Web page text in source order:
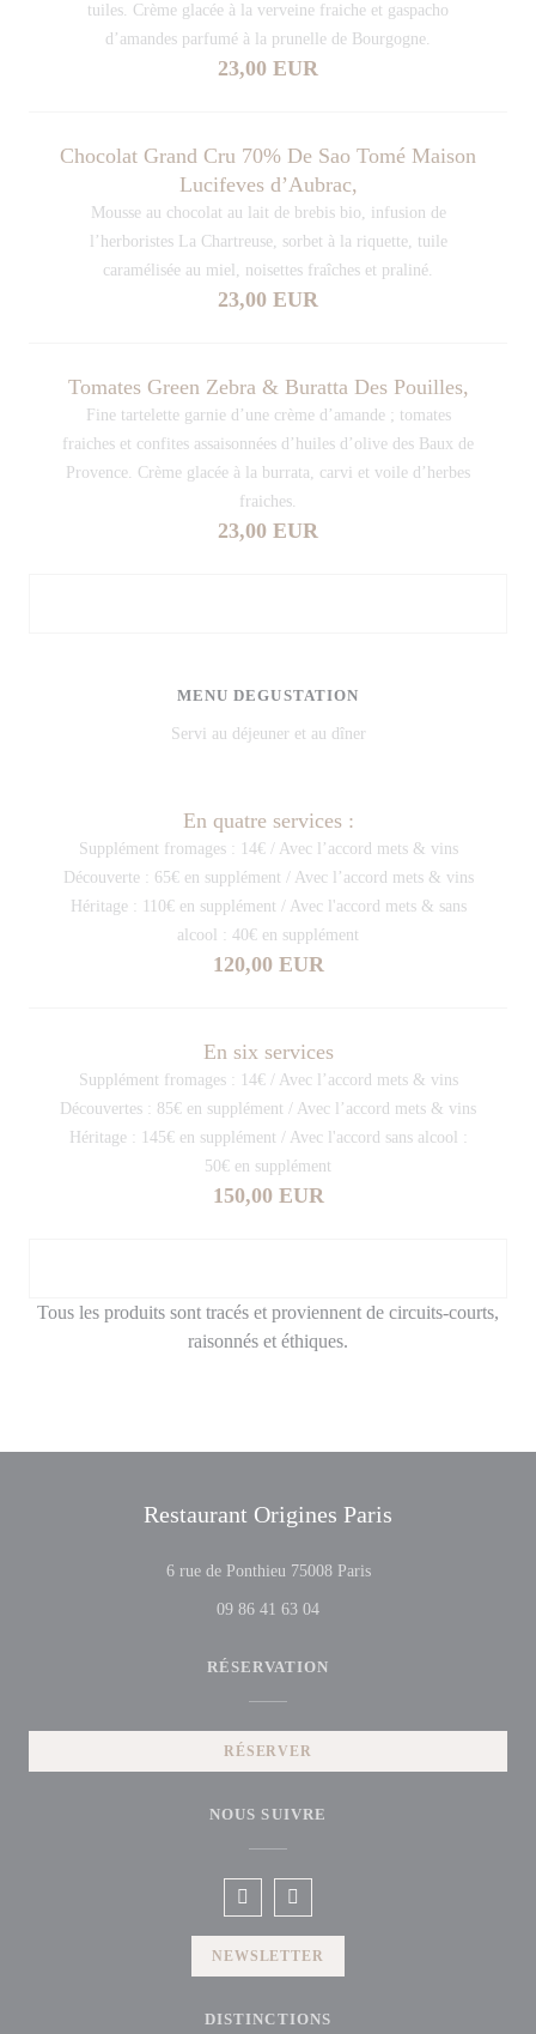
tuiles. Crème glacée à la verveine fraiche et gaspacho
d’amandes parfumé à la prunelle de Bourgogne.
23,00 EUR
Chocolat Grand Cru 70% De Sao Tomé Maison
Lucifeves d’Aubrac,
Mousse au chocolat au lait de brebis bio, infusion de
l’herboristes La Chartreuse, sorbet à la riquette, tuile
caramélisée au miel, noisettes fraîches et praliné.
23,00 EUR
Tomates Green Zebra & Buratta Des Pouilles,
Fine tartelette garnie d’une crème d’amande ; tomates
fraiches et confites assaisonnées d’huiles d’olive des Baux de
Provence. Crème glacée à la burrata, carvi et voile d’herbes
fraiches.
23,00 EUR
MENU DEGUSTATION
Servi au déjeuner et au dîner
En quatre services :
Supplément fromages : 14€ / Avec l’accord mets & vins
Découverte : 65€ en supplément / Avec l’accord mets & vins
Héritage : 110€ en supplément / Avec l'accord mets & sans
alcool : 40€ en supplément
120,00 EUR
En six services
Supplément fromages : 14€ / Avec l’accord mets & vins
Découvertes : 85€ en supplément / Avec l’accord mets & vins
Héritage : 145€ en supplément / Avec l'accord sans alcool :
50€ en supplément
150,00 EUR
Tous les produits sont tracés et proviennent de circuits-courts,
raisonnés et éthiques.
Restaurant Origines Paris
6 rue de Ponthieu 75008 Paris((ouvre une nouvelle
09 86 41 63 04
RÉSERVATION
RÉSERVER
NOUS SUIVRE
Facebook ((ouvre une nouvelle
Instagram ((ouvre une nouvelle
NEWSLETTER
DISTINCTIONS